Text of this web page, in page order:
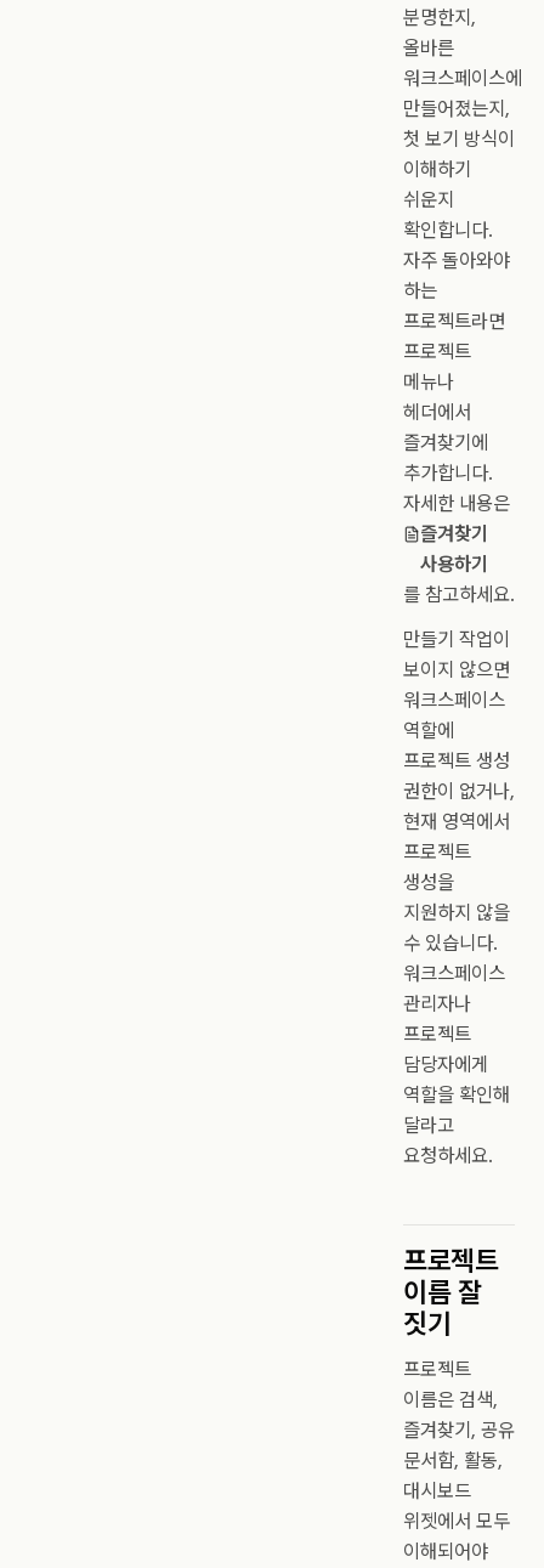
분명한지,
올바른
워크스페이스에
만들어졌는지,
첫 보기 방식이
이해하기
쉬운지
확인합니다.
자주 돌아와야
하는
프로젝트라면
프로젝트
메뉴나
헤더에서
즐겨찾기에
추가합니다.
자세한 내용은
즐겨찾기
사용하기
를 참고하세요.
만들기 작업이
보이지 않으면
워크스페이스
역할에
프로젝트 생성
권한이 없거나,
현재 영역에서
프로젝트
생성을
지원하지 않을
수 있습니다.
워크스페이스
관리자나
프로젝트
담당자에게
역할을 확인해
달라고
요청하세요.
프로젝트
이름 잘
짓기
프로젝트
이름은 검색,
즐겨찾기, 공유
문서함, 활동,
대시보드
위젯에서 모두
이해되어야